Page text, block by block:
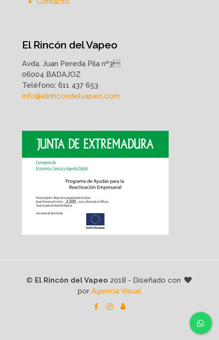
El Rincón del Vapeo
Avda. Juan Pereda Pila nº3
06004 BADAJOZ
Teléfono: 611 437 653
info@elrincondelvapeo.com
© El Rincón del Vapeo 2018 - Diseñado con
por Agencia Visual